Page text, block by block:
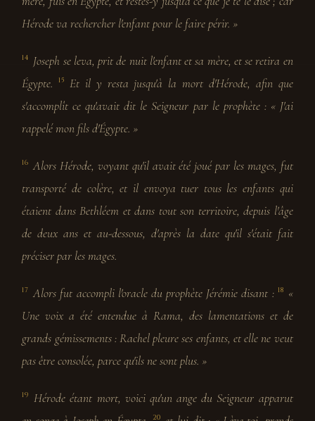
Hérode va rechercher l'enfant pour le faire périr. »
14
Joseph se leva, prit de nuit l'enfant et sa mère, et se retira en
Égypte.
15
Et il y resta jusqu'à la mort d'Hérode, afin que
s'accomplît ce qu'avait dit le Seigneur par le prophète : « J'ai
rappelé mon fils d'Égypte. »
16 Alors Hérode, voyant qu'il avait été joué par les mages, fut
transporté de colère, et il envoya tuer tous les enfants qui
étaient dans Bethléem et dans tout son territoire, depuis l'âge
de deux ans et au-dessous, d'après la date qu'il s'était fait
préciser par les mages.
17 Alors fut accompli l'oracle du prophète Jérémie disant : 18
«
Une voix a été entendue à Rama, des lamentations et de
grands gémissements : Rachel pleure ses enfants, et elle ne veut
pas être consolée, parce qu'ils ne sont plus. »
19
Hérode étant mort, voici qu'un ange du Seigneur apparut
20